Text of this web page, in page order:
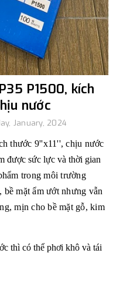
P1500, kích
nước
January, 2024
thước 9''x11'', chịu nước
được sức lực và thời gian
trong môi trường
, bề mặt ẩm ướt nhưng vẫn
mịn cho bề mặt gỗ, kim
thì có thể phơi khô và tái